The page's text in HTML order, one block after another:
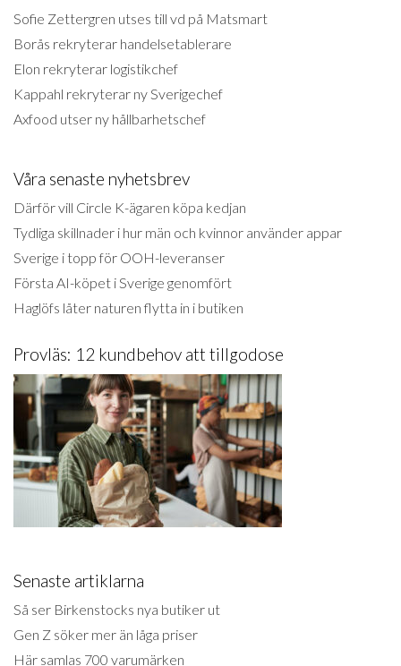
Sofie Zettergren utses till vd på Matsmart
Borås rekryterar handelsetablerare
Elon rekryterar logistikchef
Kappahl rekryterar ny Sverigechef
Axfood utser ny hållbarhetschef
Våra senaste nyhetsbrev
Därför vill Circle K-ägaren köpa kedjan
Tydliga skillnader i hur män och kvinnor använder appar
Sverige i topp för OOH-leveranser
Första AI-köpet i Sverige genomfört
Haglöfs låter naturen flytta in i butiken
Provläs: 12 kundbehov att tillgodose
Senaste artiklarna
Så ser Birkenstocks nya butiker ut
Gen Z söker mer än låga priser
Här samlas 700 varumärken